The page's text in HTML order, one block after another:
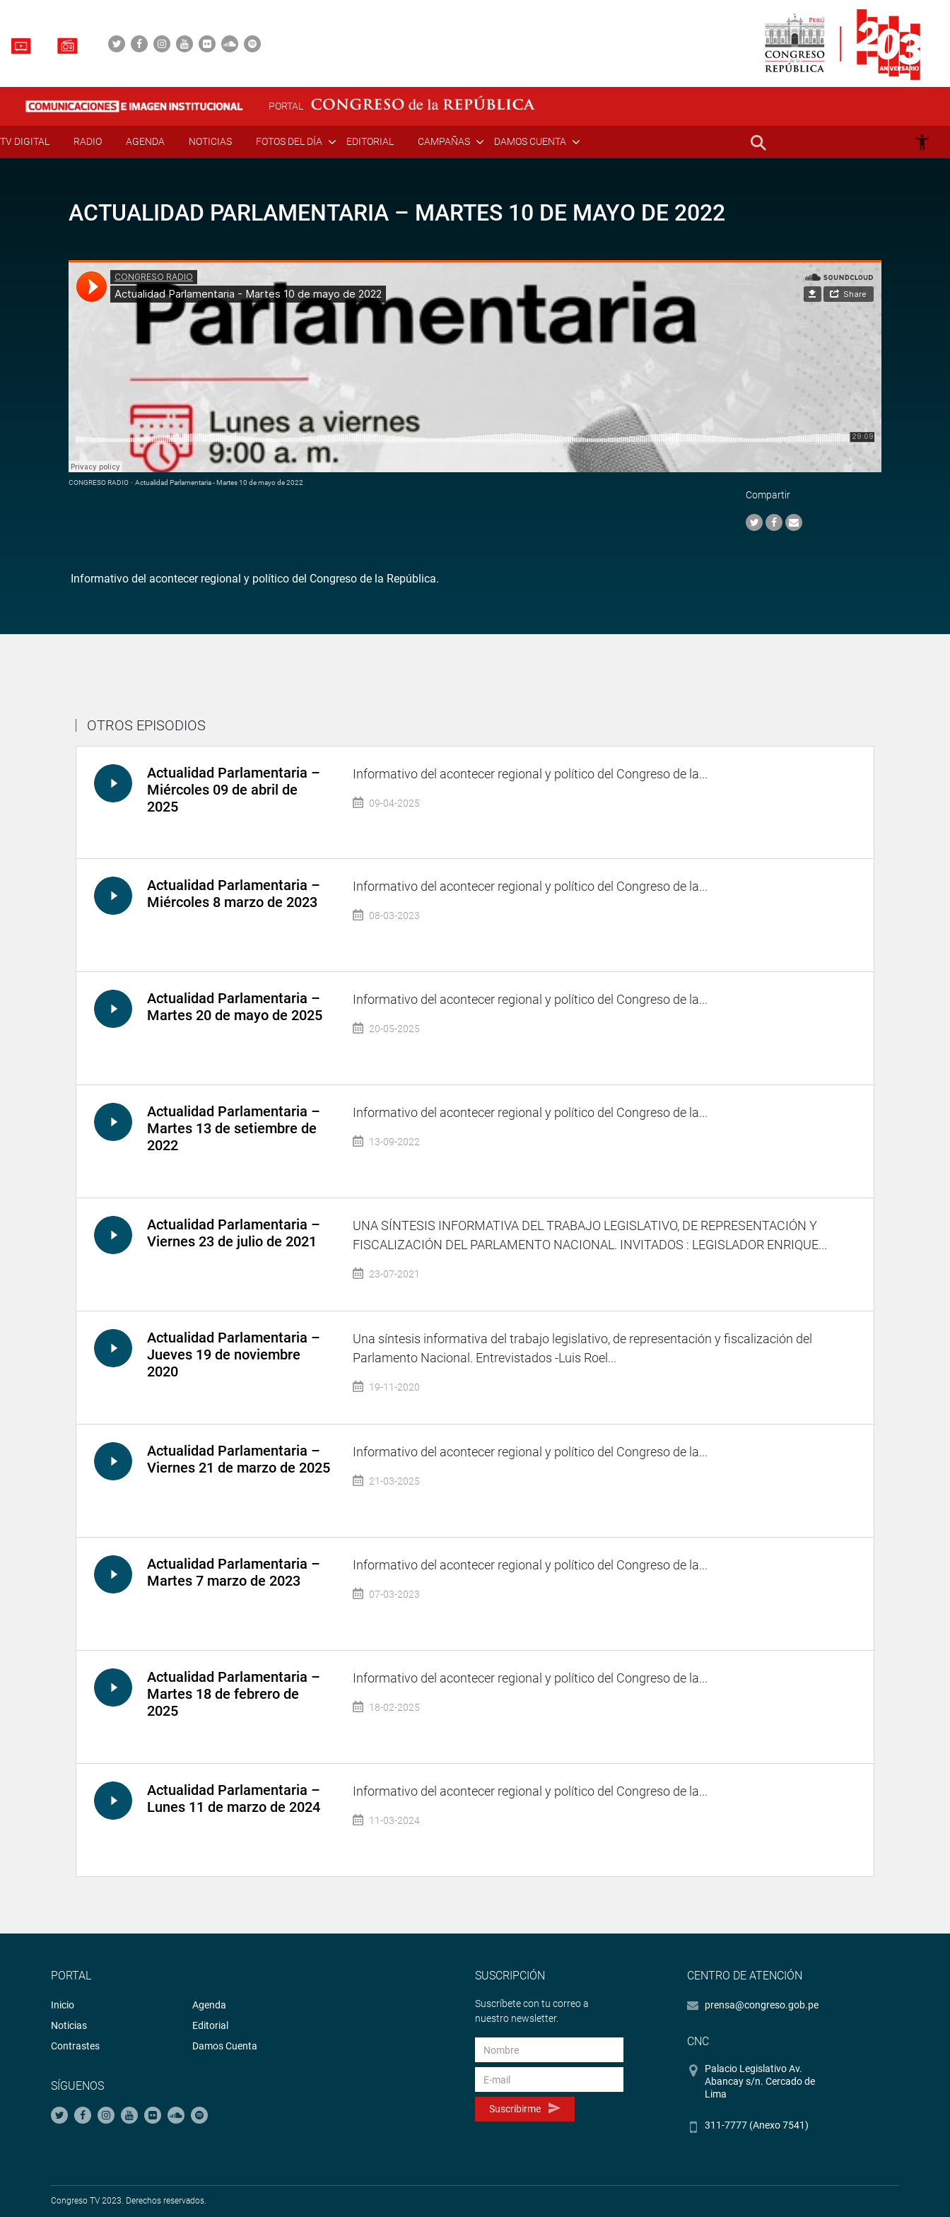
PORTAL
TV DIGITAL RADIO AGENDA NOTICIAS FOTOS DEL DÍA EDITORIAL CAMPAÑAS DAMOS CUENTA
ACTUALIDAD PARLAMENTARIA – MARTES 10 DE MAYO DE 2022
CONGRESO RADIO · Actualidad Parlamentaria - Martes 10 de mayo de 2022
Compartir
Informativo del acontecer regional y político del Congreso de la República.
OTROS EPISODIOS
Actualidad Parlamentaria –
Miércoles 09 de abril de
2025
Informativo del acontecer regional y político del Congreso de la...
09-04-2025
Actualidad Parlamentaria –
Miércoles 8 marzo de 2023
Informativo del acontecer regional y político del Congreso de la...
08-03-2023
Actualidad Parlamentaria –
Martes 20 de mayo de 2025
Informativo del acontecer regional y político del Congreso de la...
20-05-2025
Actualidad Parlamentaria –
Martes 13 de setiembre de
2022
Informativo del acontecer regional y político del Congreso de la...
13-09-2022
Actualidad Parlamentaria –
Viernes 23 de julio de 2021
UNA SÍNTESIS INFORMATIVA DEL TRABAJO LEGISLATIVO, DE REPRESENTACIÓN Y
FISCALIZACIÓN DEL PARLAMENTO NACIONAL. INVITADOS : LEGISLADOR ENRIQUE...
23-07-2021
Actualidad Parlamentaria –
Jueves 19 de noviembre
2020
Una síntesis informativa del trabajo legislativo, de representación y fiscalización del
Parlamento Nacional. Entrevistados -Luis Roel...
19-11-2020
Actualidad Parlamentaria –
Viernes 21 de marzo de 2025
Informativo del acontecer regional y político del Congreso de la...
21-03-2025
Actualidad Parlamentaria –
Martes 7 marzo de 2023
Informativo del acontecer regional y político del Congreso de la...
07-03-2023
Actualidad Parlamentaria –
Martes 18 de febrero de
2025
Informativo del acontecer regional y político del Congreso de la...
18-02-2025
Actualidad Parlamentaria –
Lunes 11 de marzo de 2024
Informativo del acontecer regional y político del Congreso de la...
11-03-2024
PORTAL
Inicio
Noticias
Contrastes
Agenda
Editorial
Damos Cuenta
SÍGUENOS
SUSCRIPCIÓN
Suscríbete con tu correo a
nuestro newsletter.
Suscribirme
CENTRO DE ATENCIÓN
prensa@congreso.gob.pe
CNC
Palacio Legislativo Av.
Abancay s/n. Cercado de
Lima
311-7777 (Anexo 7541)
Congreso TV 2023. Derechos reservados.